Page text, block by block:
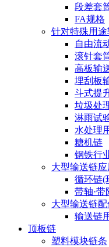
段差套
FA规格
针对特殊用
自由流
滚针套
高板输
埋刮板
斗式提
垃圾处
淋雨试
水处理
糖机链
钢铁行
大型输送链
循环链(
带轴·带
大型输送链配
输送链
顶板链
塑料模块链条